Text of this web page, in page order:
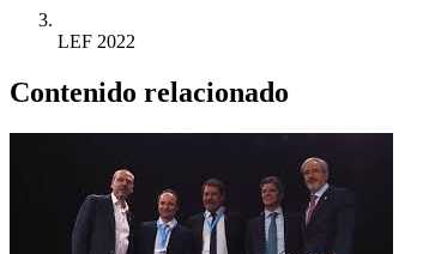
LEF 2022
Contenido relacionado